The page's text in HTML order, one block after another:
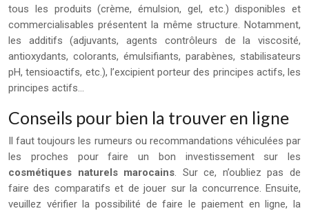
tous les produits (crème, émulsion, gel, etc.) disponibles et
commercialisables présentent la même structure. Notamment,
les additifs (adjuvants, agents contrôleurs de la viscosité,
antioxydants, colorants, émulsifiants, parabènes, stabilisateurs
pH, tensioactifs, etc.), l’excipient porteur des principes actifs, les
principes actifs…
Conseils pour bien la trouver en ligne
Il faut toujours les rumeurs ou recommandations véhiculées par
les proches pour faire un bon investissement sur les
cosmétiques naturels marocains. Sur ce, n’oubliez pas de
faire des comparatifs et de jouer sur la concurrence. Ensuite,
veuillez vérifier la possibilité de faire le paiement en ligne, la